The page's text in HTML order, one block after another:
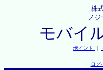
株
ノジ
モバイ
ポイント ｜
ログ